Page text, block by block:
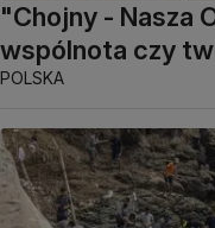
"Chojny - Nasza
wspólnota czy
POLSKA